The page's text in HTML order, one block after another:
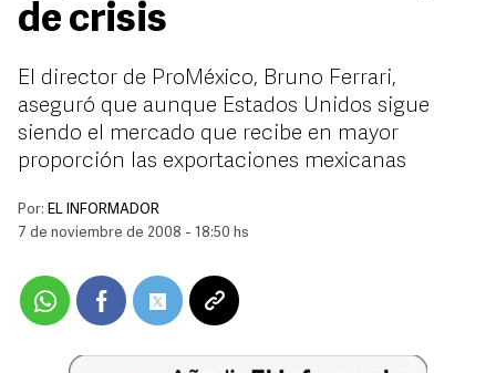
de crisis
El director de ProMéxico, Bruno Ferrari,
aseguró que aunque Estados Unidos sigue
siendo el mercado que recibe en mayor
proporción las exportaciones mexicanas
Por: EL INFORMADOR
7 de noviembre de 2008 - 18:50 hs